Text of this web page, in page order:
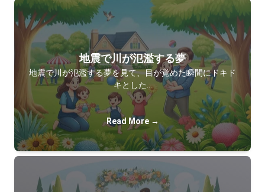
地震で川が氾濫する夢
地震で川が氾濫する夢を見て、目が覚めた瞬間にドキド
キとした…
Read More →